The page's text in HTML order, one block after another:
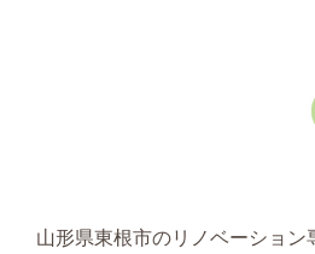
山形県東根市のリノベーション